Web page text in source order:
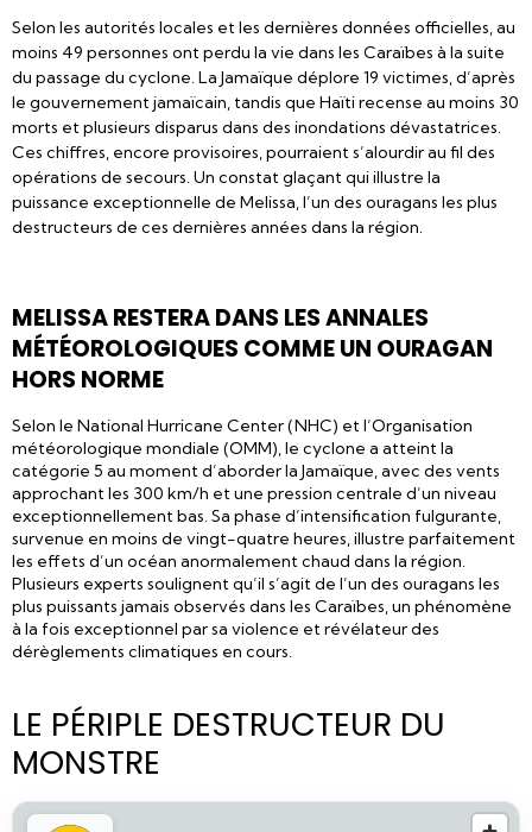
Selon les autorités locales et les dernières données officielles, au
moins 49 personnes ont perdu la vie dans les Caraïbes à la suite
du passage du cyclone. La Jamaïque déplore 19 victimes, d’après
le gouvernement jamaïcain, tandis que Haïti recense au moins 30
morts et plusieurs disparus dans des inondations dévastatrices.
Ces chiffres, encore provisoires, pourraient s’alourdir au fil des
opérations de secours. Un constat glaçant qui illustre la
puissance exceptionnelle de Melissa, l’un des ouragans les plus
destructeurs de ces dernières années dans la région.
MELISSA RESTERA DANS LES ANNALES
MÉTÉOROLOGIQUES COMME UN OURAGAN
HORS NORME
Selon le National Hurricane Center (NHC) et l’Organisation
météorologique mondiale (OMM), le cyclone a atteint la
catégorie 5 au moment d’aborder la Jamaïque, avec des vents
approchant les 300 km/h et une pression centrale d’un niveau
exceptionnellement bas. Sa phase d’intensification fulgurante,
survenue en moins de vingt-quatre heures, illustre parfaitement
les effets d’un océan anormalement chaud dans la région.
Plusieurs experts soulignent qu’il s’agit de l’un des ouragans les
plus puissants jamais observés dans les Caraïbes, un phénomène
à la fois exceptionnel par sa violence et révélateur des
dérèglements climatiques en cours.
LE PÉRIPLE DESTRUCTEUR DU
MONSTRE